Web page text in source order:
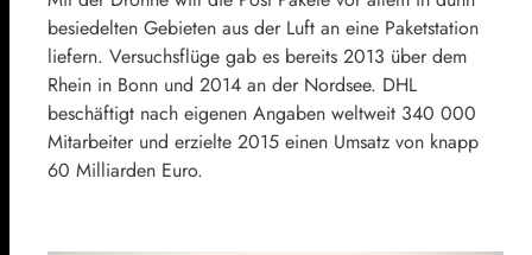
besiedelten Gebieten aus der Luft an eine Paketstation
liefern. Versuchsflüge gab es bereits 2013 über dem
Rhein in Bonn und 2014 an der Nordsee. DHL
beschäftigt nach eigenen Angaben weltweit 340 000
Mitarbeiter und erzielte 2015 einen Umsatz von knapp
60 Milliarden Euro.